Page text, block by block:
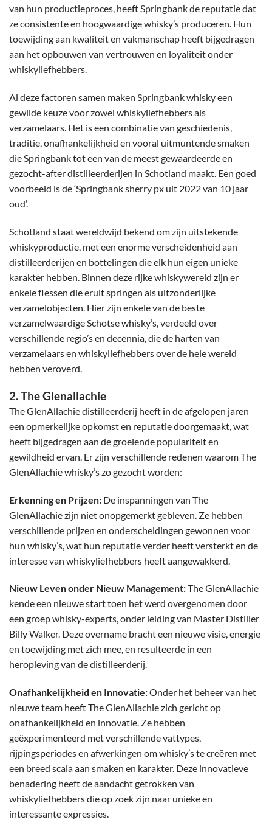
van hun productieproces, heeft Springbank de reputatie dat
ze consistente en hoogwaardige whisky’s produceren. Hun
toewijding aan kwaliteit en vakmanschap heeft bijgedragen
aan het opbouwen van vertrouwen en loyaliteit onder
whiskyliefhebbers.
Al deze factoren samen maken Springbank whisky een
gewilde keuze voor zowel whiskyliefhebbers als
verzamelaars. Het is een combinatie van geschiedenis,
traditie, onafhankelijkheid en vooral uitmuntende smaken
die Springbank tot een van de meest gewaardeerde en
gezocht-after distilleerderijen in Schotland maakt. Een goed
voorbeeld is de ‘Springbank sherry px uit 2022 van 10 jaar
oud‘.
Schotland staat wereldwijd bekend om zijn uitstekende
whiskyproductie, met een enorme verscheidenheid aan
distilleerderijen en bottelingen die elk hun eigen unieke
karakter hebben. Binnen deze rijke whiskywereld zijn er
enkele flessen die eruit springen als uitzonderlijke
verzamelobjecten. Hier zijn enkele van de beste
verzamelwaardige Schotse whisky’s, verdeeld over
verschillende regio’s en decennia, die de harten van
verzamelaars en whiskyliefhebbers over de hele wereld
hebben veroverd.
2. The Glenallachie
The GlenAllachie distilleerderij heeft in de afgelopen jaren
een opmerkelijke opkomst en reputatie doorgemaakt, wat
heeft bijgedragen aan de groeiende populariteit en
gewildheid ervan. Er zijn verschillende redenen waarom The
GlenAllachie whisky’s zo gezocht worden:
Erkenning en Prijzen: De inspanningen van The
GlenAllachie zijn niet onopgemerkt gebleven. Ze hebben
verschillende prijzen en onderscheidingen gewonnen voor
hun whisky’s, wat hun reputatie verder heeft versterkt en de
interesse van whiskyliefhebbers heeft aangewakkerd.
Nieuw Leven onder Nieuw Management:The GlenAllachie
kende een nieuwe start toen het werd overgenomen door
een groep whisky-experts, onder leiding van Master Distiller
Billy Walker. Deze overname bracht een nieuwe visie, energie
en toewijding met zich mee, en resulteerde in een
heropleving van de distilleerderij.
Onafhankelijkheid en Innovatie:Onder het beheer van het
nieuwe team heeft The GlenAllachie zich gericht op
onafhankelijkheid en innovatie. Ze hebben
geëxperimenteerd met verschillende vattypes,
rijpingsperiodes en afwerkingen om whisky’s te creëren met
een breed scala aan smaken en karakter. Deze innovatieve
benadering heeft de aandacht getrokken van
whiskyliefhebbers die op zoek zijn naar unieke en
interessante expressies.